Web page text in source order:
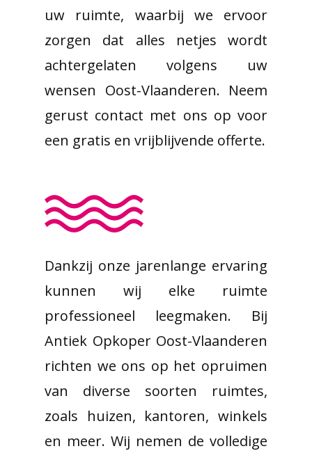
uw ruimte, waarbij we ervoor
zorgen dat alles netjes wordt
achtergelaten volgens uw
wensen Oost-Vlaanderen. Neem
gerust contact met ons op voor
een gratis en vrijblijvende offerte.
Dankzij onze jarenlange ervaring
kunnen wij elke ruimte
professioneel leegmaken. Bij
Antiek Opkoper Oost-Vlaanderen
richten we ons op het opruimen
van diverse soorten ruimtes,
zoals huizen, kantoren, winkels
en meer. Wij nemen de volledige